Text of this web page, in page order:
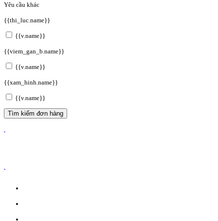
Yêu cầu khác
{{thi_luc.name}}
{{v.name}}
{{viem_gan_b.name}}
{{v.name}}
{{xam_hinh.name}}
{{v.name}}
Tìm kiếm đơn hàng